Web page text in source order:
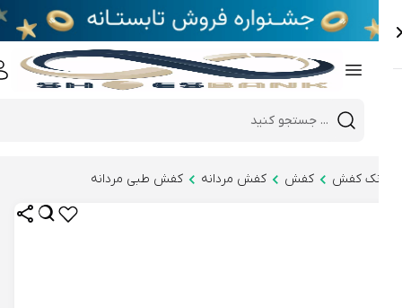
Mobile header search
e
کفش کفش کفش مردانه کفش طبی مردانه